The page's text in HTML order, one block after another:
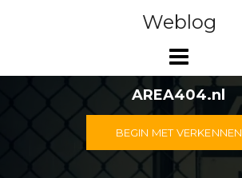
Weblog
AREA404.nl
BEGIN MET VERKENNEN